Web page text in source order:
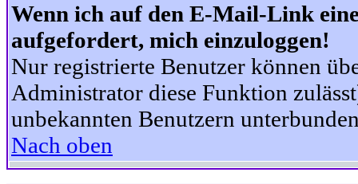
Wenn ich auf den E-Mail-Link
aufgefordert, mich einzuloggen!
Nur registrierte Benutzer können
Administrator diese Funktion
unbekannten Benutzern
Nach oben